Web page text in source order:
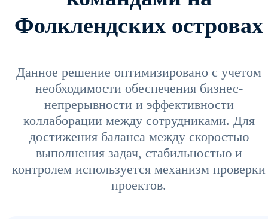
Фолклендских островах
Данное решение оптимизировано с учетом
необходимости обеспечения бизнес-
непрерывности и эффективности
коллаборации между сотрудниками. Для
достижения баланса между скоростью
выполнения задач, стабильностью и
контролем используется механизм проверки
проектов.